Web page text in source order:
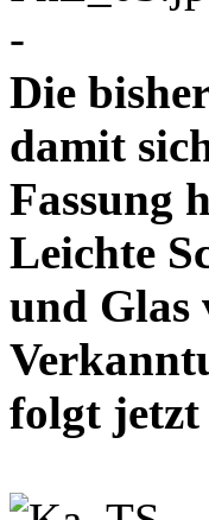
-
Die
damit
Fassung
Leichte
und Glas
folgt